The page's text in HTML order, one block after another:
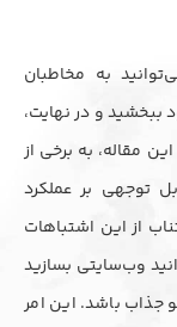
به مخاطبان
ببخشید و در نهایت،
مقاله، به برخی از
توجهی بر عملکرد
از این اشتباهات
وب‌سایتی بسازید
جذاب باشد. این امر